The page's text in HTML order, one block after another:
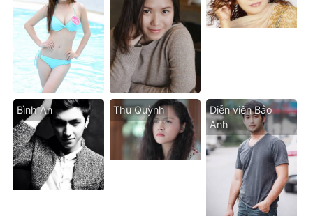
Bình An Thu Quỳnh
Diễn viên Bảo
Anh